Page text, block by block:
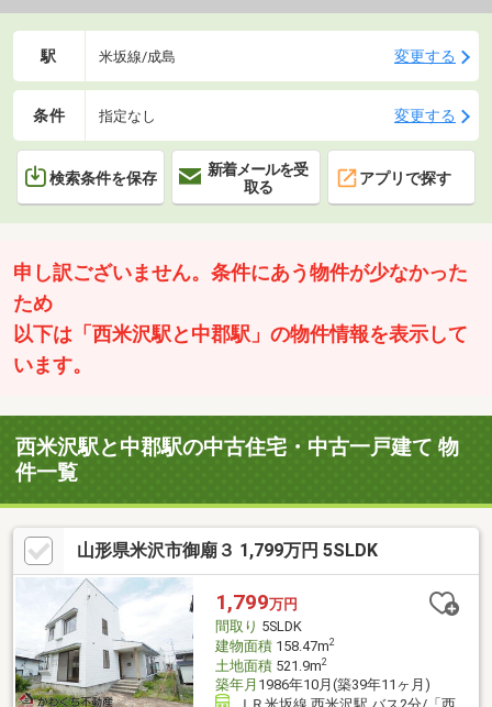
駅 米坂線/成島 変更する
条件 指定なし 変更する
検索条件を保存
新着メールを受
取る
アプリで探す
申し訳ございません。条件にあう物件が少なかった
ため
以下は「西米沢駅と中郡駅」の物件情報を表示して
います。
西米沢駅と中郡駅の中古住宅・中古一戸建て 物
件一覧
山形県米沢市御廟３ 1,799万円 5SLDK
1,799万円
間取り 5SLDK
建物面積158.47m2
土地面積521.9m2
築年月 1986年10月(築39年11ヶ月)